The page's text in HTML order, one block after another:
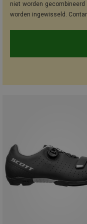
niet worden
worden ingewisseld.